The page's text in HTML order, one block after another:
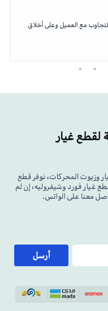
مع العميل وعلى أخلاق
لقطع غيار
وزيوت المحركات، نوفر قطع
غيار فورد وشيفروليه، إن لم
معنا على الواتس.
أرسل